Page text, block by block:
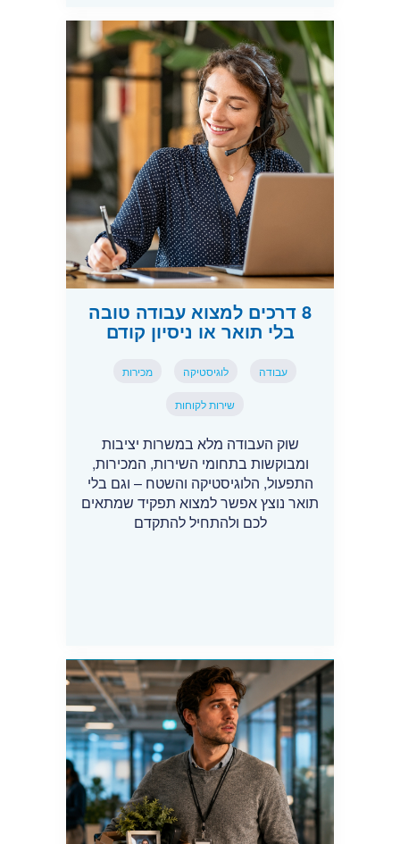
8 דרכים למצוא עבודה טובה
בלי תואר או ניסיון קודם
עבודה לוגיסטיקה מכירות
שירות לקוחות
שוק העבודה מלא במשרות יציבות
ומבוקשות בתחומי השירות, המכירות,
התפעול, הלוגיסטיקה והשטח – וגם בלי
תואר נוצץ אפשר למצוא תפקיד שמתאים
לכם ולהתחיל להתקדם